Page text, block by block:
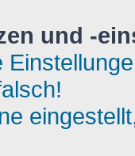
und -